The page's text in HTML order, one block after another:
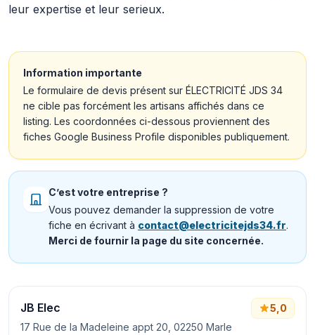
leur expertise et leur serieux.
Information importante
Le formulaire de devis présent sur ÉLECTRICITÉ JDS 34
ne cible pas forcément les artisans affichés dans ce
listing. Les coordonnées ci-dessous proviennent des
fiches Google Business Profile disponibles publiquement.
C’est votre entreprise ?
Vous pouvez demander la suppression de votre
fiche en écrivant à contact@electricitejds34.fr.
Merci de fournir la page du site concernée.
JB Elec
17 Rue de la Madeleine appt 20, 02250 Marle
5,0